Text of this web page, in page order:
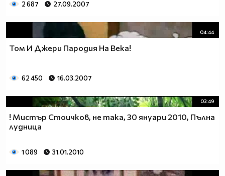
2 687 27.09.2007
04:44
Том И Джери Пародия На Века!
62 450 16.03.2007
03:49
! Мистър Стоичков, не така, 30 януари 2010, Пълна
лудница
1 089 31.01.2010